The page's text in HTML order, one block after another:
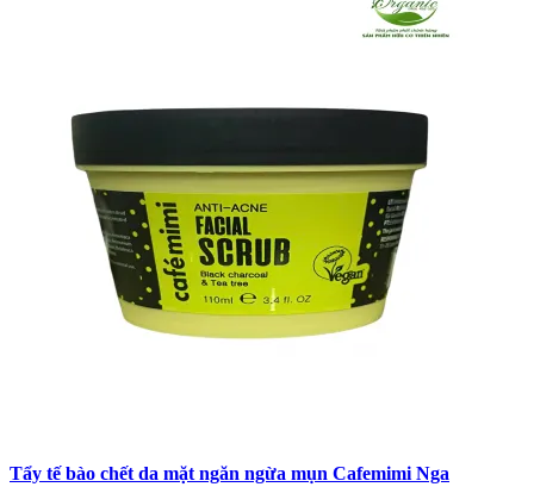
Tẩy tế bào chết da mặt ngăn ngừa mụn Cafemimi Nga